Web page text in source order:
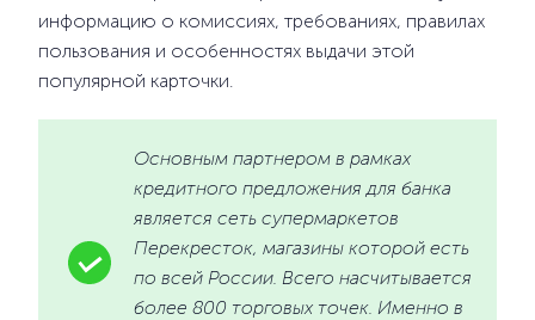
информацию о комиссиях, требованиях, правилах
пользования и особенностях выдачи этой
популярной карточки.
Основным партнером в рамках
кредитного предложения для банка
является сеть супермаркетов
Перекресток, магазины которой есть
по всей России. Всего насчитывается
более 800 торговых точек. Именно в